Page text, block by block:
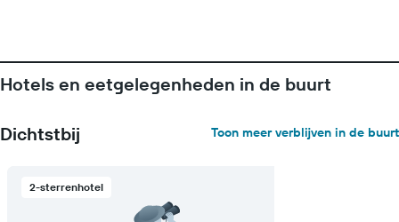
Hotels en eetgelegenheden in de buurt
Dichtstbij Toon meer verblijven in de buurt
2-sterrenhotel